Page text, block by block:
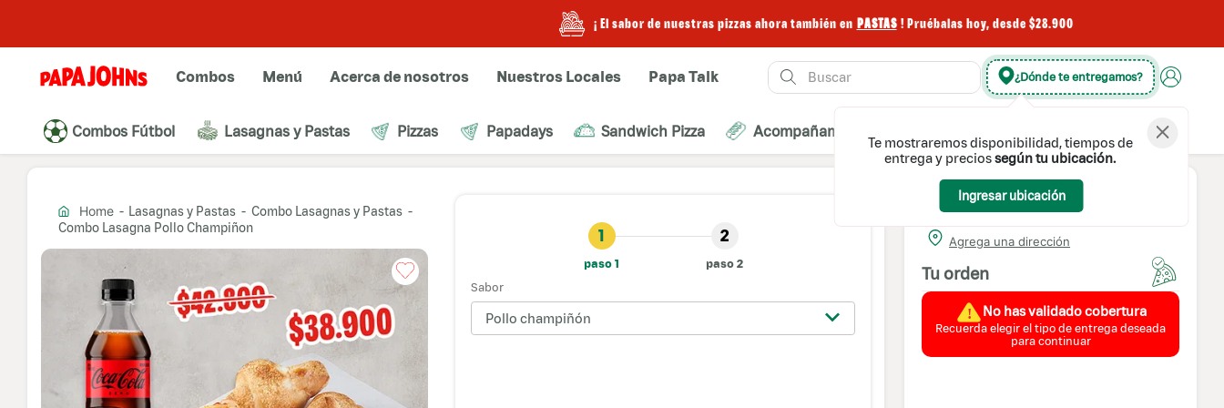
¡ El sabor de nuestras pizzas ahora también en PASTAS ! Pruébalas hoy, desde $28.900
Combos Menú Acerca de nosotros Nuestros Locales Papa Talk Buscar
¿Dónde te entregamos?
Te mostraremos disponibilidad, tiempos de
entrega y preciossegún tu ubicación.
Ingresar ubicación
Domicilio
Domicilio
Retiro en local
Agrega una dirección
Tu orden
No has validado cobertura
Recuerda elegir el tipo de entrega deseada
para continuar
Combos Fútbol Lasagnas y Pastas Pizzas Papadays Sandwich Pizza Acompañamientos Bebidas
Lasagnas y Pastas
Combo Lasagnas y Pastas
Combo Lasagna Pollo Champiñon
1
paso 1
2
paso 2
Sabor
Pollo champiñón